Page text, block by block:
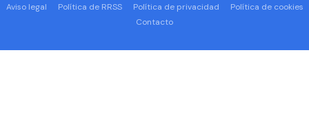
Aviso legal Política de RRSS Política de privacidad
Política de cookies
Contacto